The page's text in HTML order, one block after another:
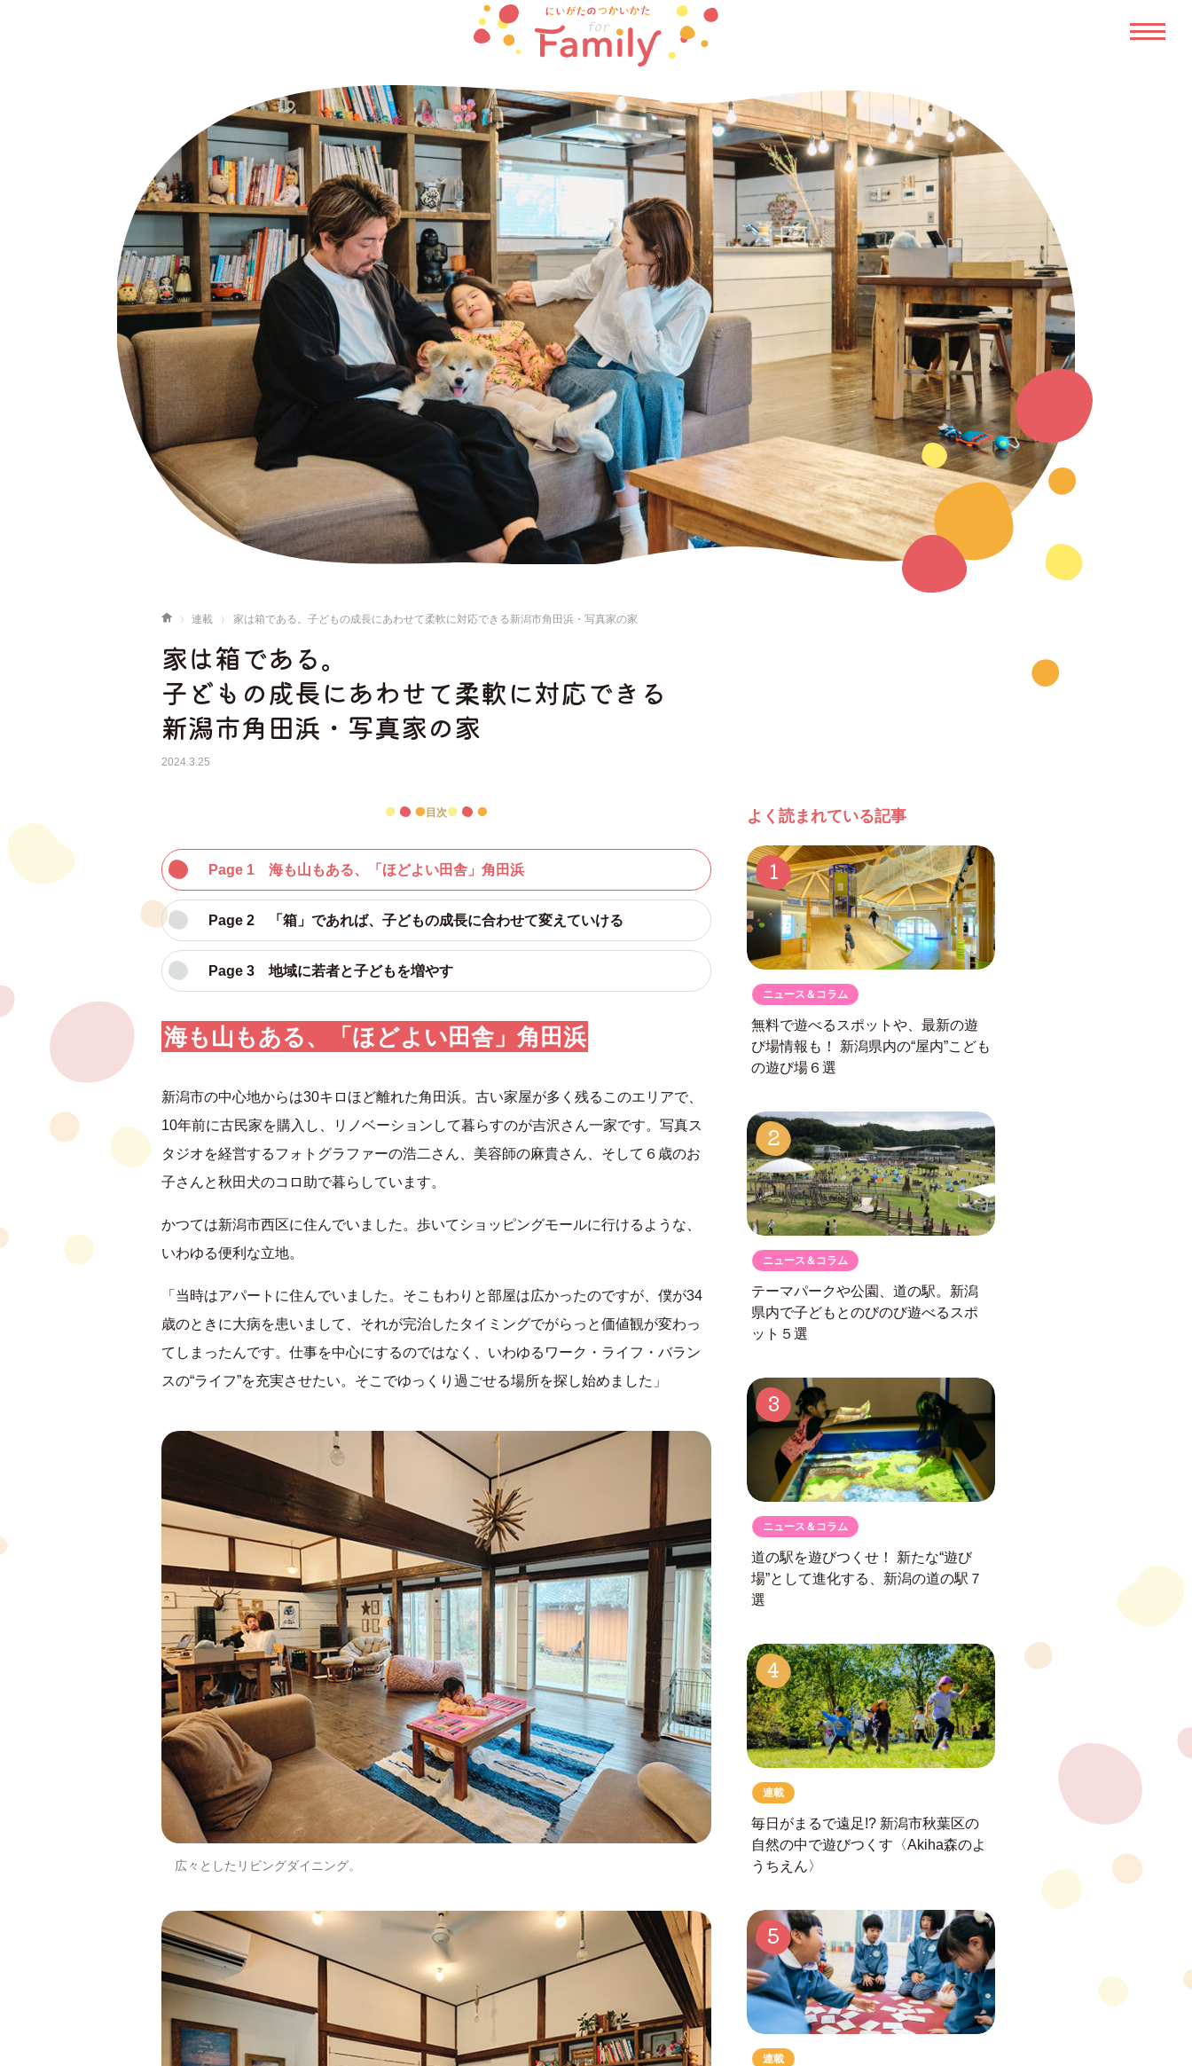
連載 家は箱である。子どもの成長にあわせて柔軟に対応できる新潟市角田浜・写真家の家
家は箱である。
子どもの成長にあわせて柔軟に対応できる
新潟市角田浜・写真家の家
2024.3.25
目次
Page 1 海も山もある、「ほどよい田舎」角田浜
Page 2 「箱」であれば、子どもの成長に合わせて変えていける
Page 3 地域に若者と子どもを増やす
海も山もある、「ほどよい田舎」角田浜
新潟市の中心地からは30キロほど離れた角田浜。古い家屋が多く残るこのエリアで、
10年前に古民家を購入し、リノベーションして暮らすのが吉沢さん一家です。写真ス
タジオを経営するフォトグラファーの浩二さん、美容師の麻貴さん、そして６歳のお
子さんと秋田犬のコロ助で暮らしています。
かつては新潟市西区に住んでいました。歩いてショッピングモールに行けるような、
いわゆる便利な立地。
「当時はアパートに住んでいました。そこもわりと部屋は広かったのですが、僕が34
歳のときに大病を患いまして、それが完治したタイミングでがらっと価値観が変わっ
てしまったんです。仕事を中心にするのではなく、いわゆるワーク・ライフ・バラン
スの“ライフ”を充実させたい。そこでゆっくり過ごせる場所を探し始めました」
広々としたリビングダイニング。
よく読まれている記事
1
ニュース＆コラム
無料で遊べるスポットや、最新の遊
び場情報も！ 新潟県内の“屋内”こども
の遊び場６選
2
ニュース＆コラム
テーマパークや公園、道の駅。 新潟
県内で子どもとのびのび遊べるスポ
ット５選
3
ニュース＆コラム
道の駅を遊びつくせ！ 新たな“遊び
場”として進化する、 新潟の道の駅７
選
4
連載
毎日がまるで遠足!? 新潟市秋葉区の
自然の中で遊びつくす 〈Akiha森のよ
うちえん〉
5
連載